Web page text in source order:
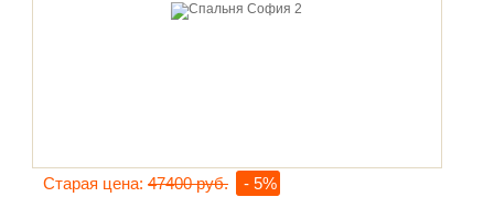
Старая цена: 47400 руб. - 5%